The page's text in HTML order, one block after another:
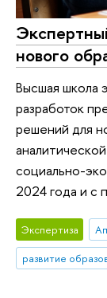
нового
Высшая школа
разработок
решений для
социально-
2024 года и с
Экспертиза
развитие